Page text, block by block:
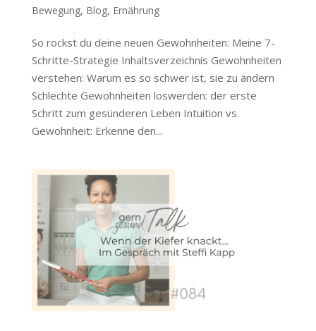
Bewegung, Blog, Ernährung
So rockst du deine neuen Gewohnheiten: Meine 7-
Schritte-Strategie Inhaltsverzeichnis Gewohnheiten
verstehen: Warum es so schwer ist, sie zu ändern
Schlechte Gewohnheiten loswerden: der erste
Schritt zum gesünderen Leben Intuition vs.
Gewohnheit: Erkenne den...